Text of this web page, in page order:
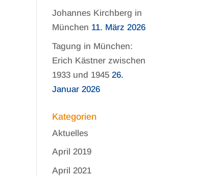
Johannes Kirchberg in
München 11. März 2026
Tagung in München:
Erich Kästner zwischen
1933 und 1945 26.
Januar 2026
Kategorien
Aktuelles
April 2019
April 2021